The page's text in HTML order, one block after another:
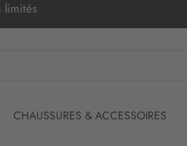
limités
CHAUSSURES & ACCESSOIRES